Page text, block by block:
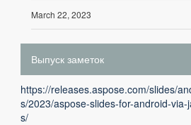
March 22, 2023
Выпуск заметок
https://releases.aspose.com/slides/
s/2023/aspose-slides-for-android-
s/